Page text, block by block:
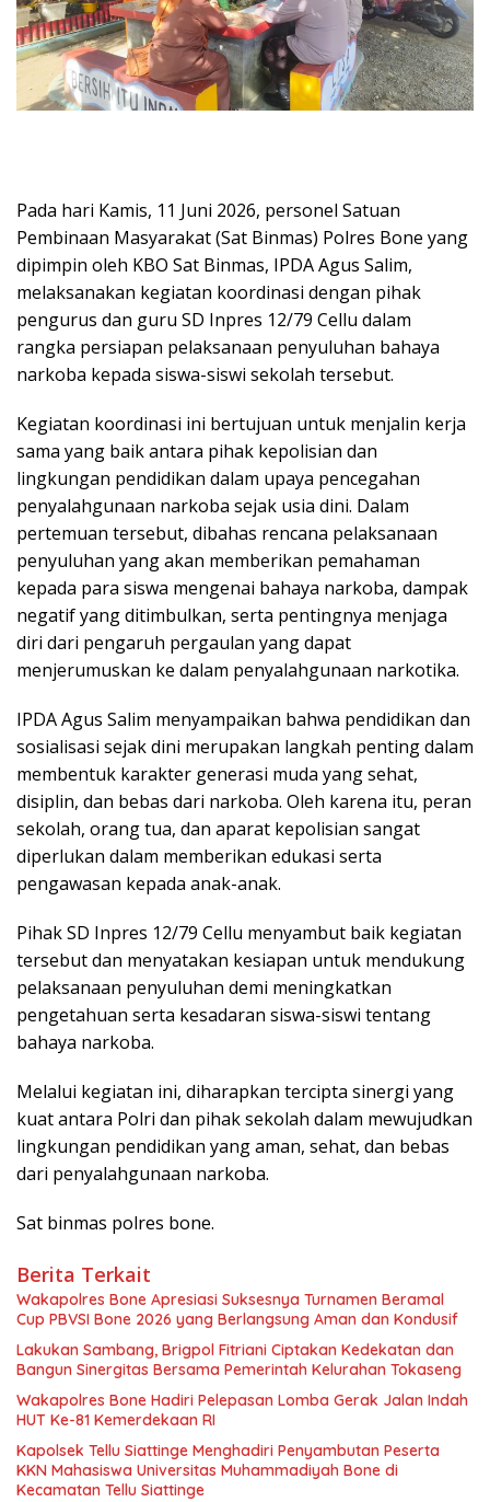
Pada hari Kamis, 11 Juni 2026, personel Satuan
Pembinaan Masyarakat (Sat Binmas) Polres Bone yang
dipimpin oleh KBO Sat Binmas, IPDA Agus Salim,
melaksanakan kegiatan koordinasi dengan pihak
pengurus dan guru SD Inpres 12/79 Cellu dalam
rangka persiapan pelaksanaan penyuluhan bahaya
narkoba kepada siswa-siswi sekolah tersebut.
Kegiatan koordinasi ini bertujuan untuk menjalin kerja
sama yang baik antara pihak kepolisian dan
lingkungan pendidikan dalam upaya pencegahan
penyalahgunaan narkoba sejak usia dini. Dalam
pertemuan tersebut, dibahas rencana pelaksanaan
penyuluhan yang akan memberikan pemahaman
kepada para siswa mengenai bahaya narkoba, dampak
negatif yang ditimbulkan, serta pentingnya menjaga
diri dari pengaruh pergaulan yang dapat
menjerumuskan ke dalam penyalahgunaan narkotika.
IPDA Agus Salim menyampaikan bahwa pendidikan dan
sosialisasi sejak dini merupakan langkah penting dalam
membentuk karakter generasi muda yang sehat,
disiplin, dan bebas dari narkoba. Oleh karena itu, peran
sekolah, orang tua, dan aparat kepolisian sangat
diperlukan dalam memberikan edukasi serta
pengawasan kepada anak-anak.
Pihak SD Inpres 12/79 Cellu menyambut baik kegiatan
tersebut dan menyatakan kesiapan untuk mendukung
pelaksanaan penyuluhan demi meningkatkan
pengetahuan serta kesadaran siswa-siswi tentang
bahaya narkoba.
Melalui kegiatan ini, diharapkan tercipta sinergi yang
kuat antara Polri dan pihak sekolah dalam mewujudkan
lingkungan pendidikan yang aman, sehat, dan bebas
dari penyalahgunaan narkoba.
Sat binmas polres bone.
Berita Terkait
Wakapolres Bone Apresiasi Suksesnya Turnamen Beramal
Cup PBVSI Bone 2026 yang Berlangsung Aman dan Kondusif
Lakukan Sambang, Brigpol Fitriani Ciptakan Kedekatan dan
Bangun Sinergitas Bersama Pemerintah Kelurahan Tokaseng
Wakapolres Bone Hadiri Pelepasan Lomba Gerak Jalan Indah
HUT Ke-81 Kemerdekaan RI
Kapolsek Tellu Siattinge Menghadiri Penyambutan Peserta
KKN Mahasiswa Universitas Muhammadiyah Bone di
Kecamatan Tellu Siattinge